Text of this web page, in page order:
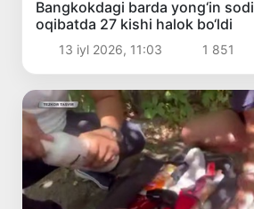
Bangkokdagi barda yong‘in
oqibatda 27 kishi halok bo‘ldi
13 iyl 2026, 11:03 1 851